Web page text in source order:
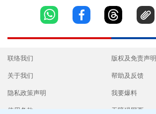
联络我们
关于我们
隐私政策声明
使用条款
版权及免责声明
帮助及反馈
我要爆料
无障碍网页